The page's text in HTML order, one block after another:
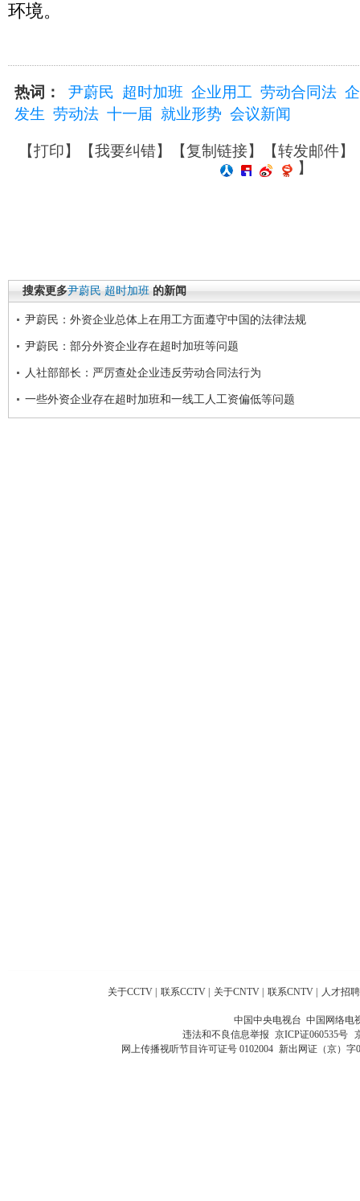
环境。
热词： 尹蔚民 超时加班 企业用工 劳动合同法
发生 劳动法 十一届 就业形势 会议新闻
【打印】【我要纠错】【复制链接】【转发邮件】
】
搜索更多尹蔚民 超时加班 的新闻
尹蔚民：外资企业总体上在用工方面遵守中国的法律法规
尹蔚民：部分外资企业存在超时加班等问题
人社部部长：严厉查处企业违反劳动合同法行为
一些外资企业存在超时加班和一线工人工资偏低等问题
关于CCTV 联系CCTV 关于CNTV 联系CNTV 人才招聘
中国中央电视台 中国网络电
违法和不良信息举报 京ICP证060535号
网上传播视听节目许可证号 0102004 新出网证（京）